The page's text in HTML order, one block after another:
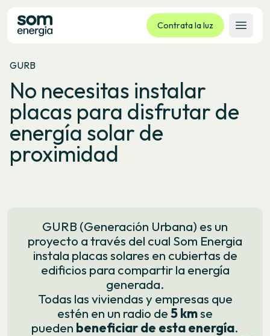
Contrata la luz
Abrir
Tarifas
Servicios
Empresas
La cooperativa
Contacto
GURB
No necesitas instalar
placas para disfrutar de
energía solar de
proximidad
GURB (Generación Urbana) es un
proyecto a través del cual Som Energia
instala placas solares en cubiertas de
edificios para compartir la energía
generada.
Todas las viviendas y empresas que
estén en un radio de5kmse
pueden beneficiar de esta energía.